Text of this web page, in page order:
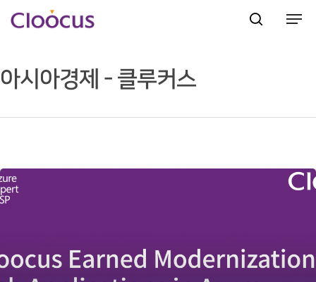
Hit enter to search or ESC to close
아시아경제 - 클루커스